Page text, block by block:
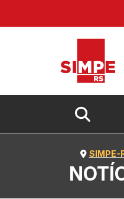
Ir
SIMPE-